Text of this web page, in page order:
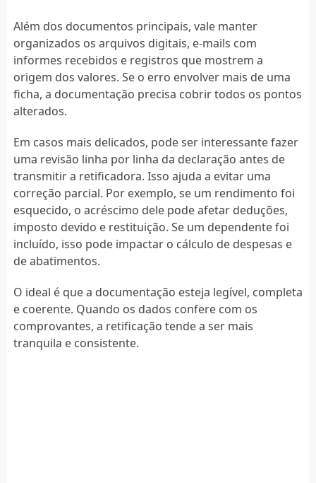
Além dos documentos principais, vale manter
organizados os arquivos digitais, e-mails com
informes recebidos e registros que mostrem a
origem dos valores. Se o erro envolver mais de uma
ficha, a documentação precisa cobrir todos os pontos
alterados.
Em casos mais delicados, pode ser interessante fazer
uma revisão linha por linha da declaração antes de
transmitir a retificadora. Isso ajuda a evitar uma
correção parcial. Por exemplo, se um rendimento foi
esquecido, o acréscimo dele pode afetar deduções,
imposto devido e restituição. Se um dependente foi
incluído, isso pode impactar o cálculo de despesas e
de abatimentos.
O ideal é que a documentação esteja legível, completa
e coerente. Quando os dados confere com os
comprovantes, a retificação tende a ser mais
tranquila e consistente.